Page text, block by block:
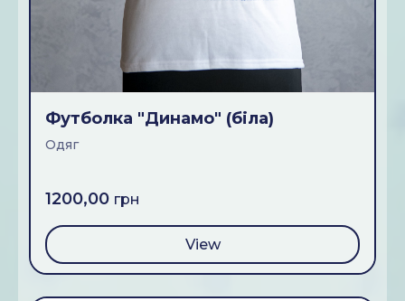
Футболка "Динамо" (бiла)
Одяг
1200,00 грн
View